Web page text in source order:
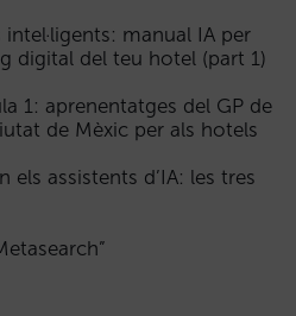
manual IA per
digital del teu hotel (part 1)
1: aprenentatges del GP de
de Mèxic per als hotels
assistents d’IA: les tres